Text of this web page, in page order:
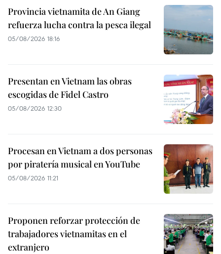
Provincia vietnamita de An Giang
refuerza lucha contra la pesca ilegal
05/08/2026 18:16
Presentan en Vietnam las obras
escogidas de Fidel Castro
05/08/2026 12:30
Procesan en Vietnam a dos personas
por piratería musical en YouTube
05/08/2026 11:21
Proponen reforzar protección de
trabajadores vietnamitas en el
extranjero